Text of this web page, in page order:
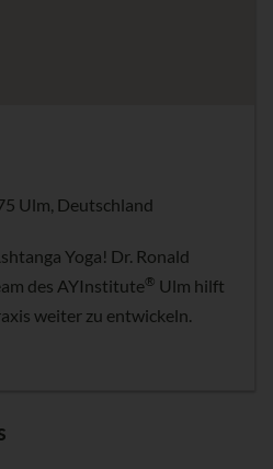
Ulm, Deutschland
Yoga! Dr. Ronald
des AYInstitute® Ulm hilft
weiter zu entwickeln.